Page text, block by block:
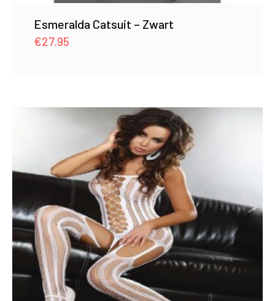
Esmeralda Catsuit – Zwart
€27.95